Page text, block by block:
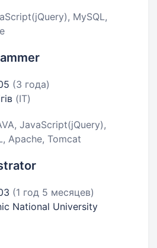
MySQL,
(3 года)
(IT)
JavaScript(jQuery),
Apache, Tomcat
(1 год 5 месяцев)
National University